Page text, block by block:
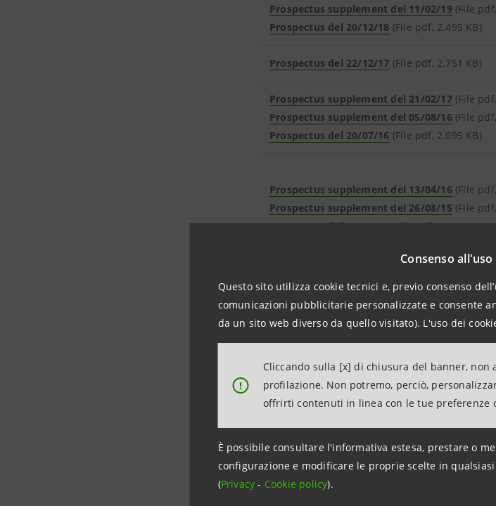
Consenso
Questo sito utilizza cookie tecnici e, previo consenso
comunicazioni pubblicitarie personalizzate e consente
da un sito web diverso da quello visitato). L'uso dei
!
Cliccando sulla [x] di chiusura del banner, non
profilazione. Non potremo, perciò,
offrirti contenuti in linea con le tue preferenze
È possibile consultare l'informativa estesa, prestare o
configurazione e modificare le proprie scelte in
(Privacy- Cookie policy).
Prospectus supplement del 11/02/19 (File
Prospectus del 20/12/18 (File pdf, 2.495 KB)
Prospectus del 22/12/17 (File pdf, 2.751 KB)
Prospectus supplement del 21/02/17 (File
Prospectus supplement del 05/08/16 (File
Prospectus del 20/07/16 (File pdf, 2.095 KB)
Prospectus supplement del 13/04/16 (File
Prospectus supplement del 26/08/15 (File
Prospectus del 27/07/15 (File pdf, 2.184 KB)
Prospectus supplement dell' 11/06/15
(File
Prospectus supplement del 24/09/14
(File
Prospectus del 24/07/14 (File pdf, 2.017 KB)
Prospectus supplement del 13/03/14 (File
Prospectus supplement del 27/09/13 (File
Prospectus del 23/04/13 (File pdf, 1.332 KB)
Prospectus supplement del 08/06/12 (File
Prospectus del 14/11/11